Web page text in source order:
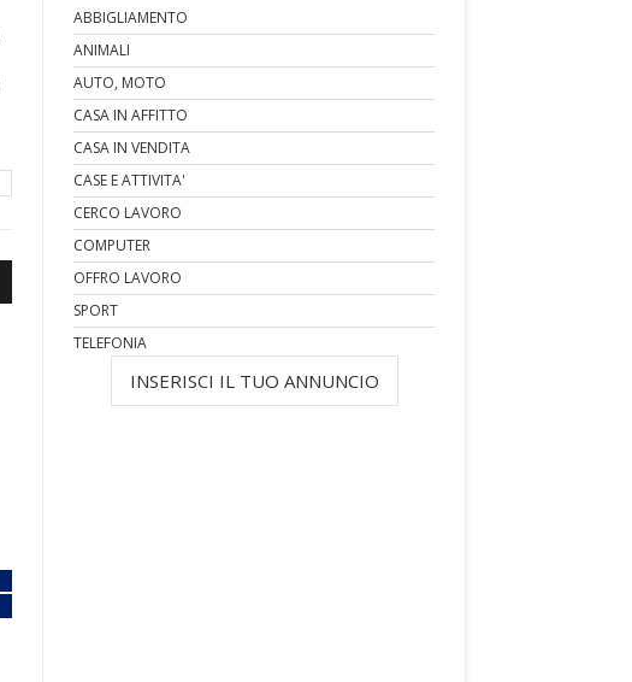
ABBIGLIAMENTO
ANIMALI
AUTO, MOTO
CASA IN AFFITTO
CASA IN VENDITA
CASE E ATTIVITA'
CERCO LAVORO
COMPUTER
OFFRO LAVORO
SPORT
TELEFONIA
INSERISCI IL TUO ANNUNCIO